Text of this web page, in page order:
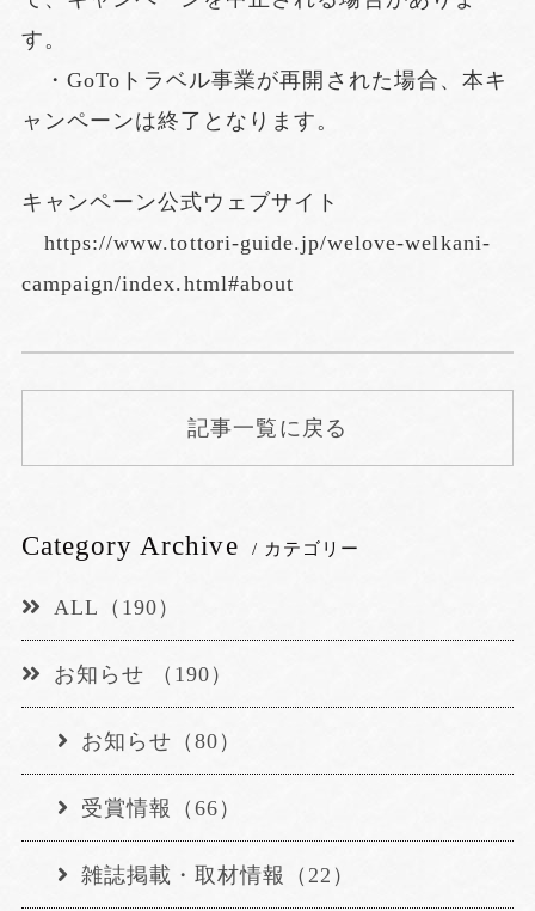
す。
・GoToトラベル事業が再開された場合、本キ
ャンペーンは終了となります。
キャンペーン公式ウェブサイト
https://www.tottori-guide.jp/welove-welkani-
campaign/index.html#about
記事一覧に戻る
Category Archive / カテゴリー
ALL（190）
お知らせ （190）
お知らせ（80）
受賞情報（66）
雑誌掲載・取材情報（22）